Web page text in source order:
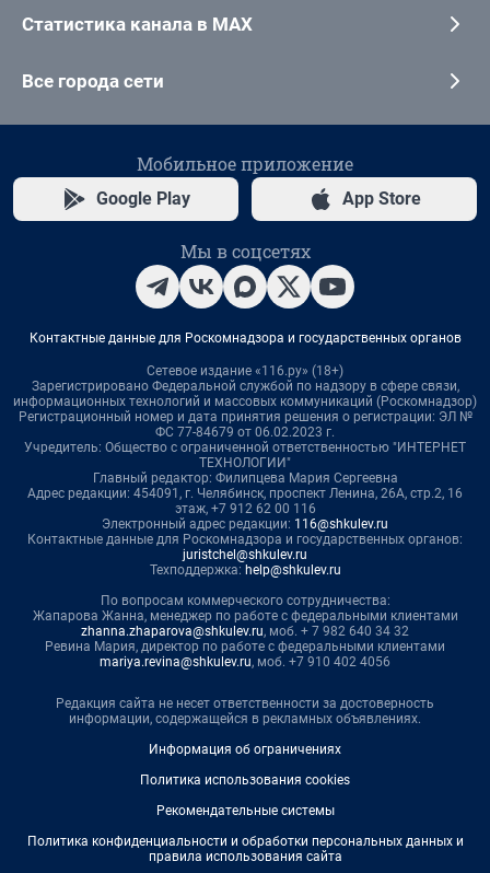
Статистика канала в MAX
Все города сети
Мобильное приложение
Google Play App Store
Мы в соцсетях
Контактные данные для Роскомнадзора и государственных органов
Сетевое издание «116.ру» (18+)
Зарегистрировано Федеральной службой по надзору в сфере связи,
информационных технологий и массовых коммуникаций (Роскомнадзор)
Регистрационный номер и дата принятия решения о регистрации: ЭЛ №
ФС 77-84679 от 06.02.2023 г.
Учредитель: Общество с ограниченной ответственностью "ИНТЕРНЕТ
ТЕХНОЛОГИИ"
Главный редактор: Филипцева Мария Сергеевна
Адрес редакции: 454091, г. Челябинск, проспект Ленина, 26А, стр.2, 16
этаж, +7 912 62 00 116
Электронный адрес редакции: 116@shkulev.ru
Контактные данные для Роскомнадзора и государственных органов:
juristchel@shkulev.ru
Техподдержка: help@shkulev.ru
По вопросам коммерческого сотрудничества:
Жапарова Жанна, менеджер по работе с федеральными клиентами
zhanna.zhaparova@shkulev.ru, моб. + 7 982 640 34 32
Ревина Мария, директор по работе с федеральными клиентами
mariya.revina@shkulev.ru, моб. +7 910 402 4056
Редакция сайта не несет ответственности за достоверность
информации, содержащейся в рекламных объявлениях.
Информация об ограничениях
Политика использования cookies
Рекомендательные системы
Политика конфиденциальности и обработки персональных данных и
правила использования сайта